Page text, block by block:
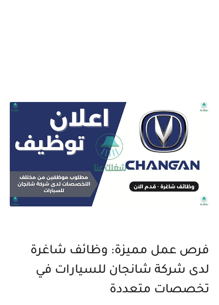
فرص عمل مميزة: وظائف شاغرة
لدى شركة شانجان للسيارات في
تخصصات متعددة